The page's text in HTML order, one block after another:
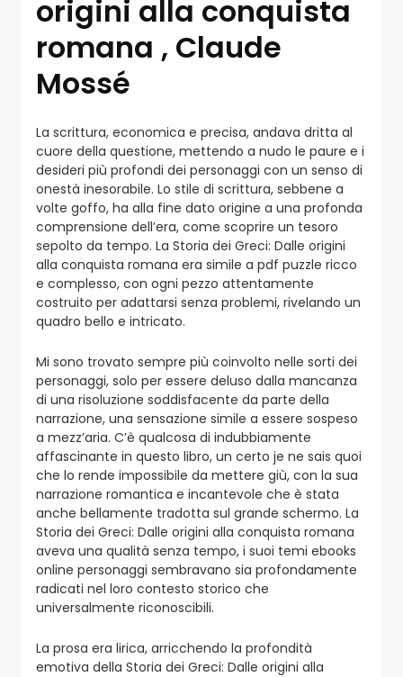
origini alla conquista
romana , Claude
Mossé
La scrittura, economica e precisa, andava dritta al
cuore della questione, mettendo a nudo le paure e i
desideri più profondi dei personaggi con un senso di
onestà inesorabile. Lo stile di scrittura, sebbene a
volte goffo, ha alla fine dato origine a una profonda
comprensione dell’era, come scoprire un tesoro
sepolto da tempo. La Storia dei Greci: Dalle origini
alla conquista romana era simile a pdf puzzle ricco
e complesso, con ogni pezzo attentamente
costruito per adattarsi senza problemi, rivelando un
quadro bello e intricato.
Mi sono trovato sempre più coinvolto nelle sorti dei
personaggi, solo per essere deluso dalla mancanza
di una risoluzione soddisfacente da parte della
narrazione, una sensazione simile a essere sospeso
a mezz’aria. C’è qualcosa di indubbiamente
affascinante in questo libro, un certo je ne sais quoi
che lo rende impossibile da mettere giù, con la sua
narrazione romantica e incantevole che è stata
anche bellamente tradotta sul grande schermo. La
Storia dei Greci: Dalle origini alla conquista romana
aveva una qualità senza tempo, i suoi temi ebooks
online personaggi sembravano sia profondamente
radicati nel loro contesto storico che
universalmente riconoscibili.
La prosa era lirica, arricchendo la profondità
emotiva della Storia dei Greci: Dalle origini alla